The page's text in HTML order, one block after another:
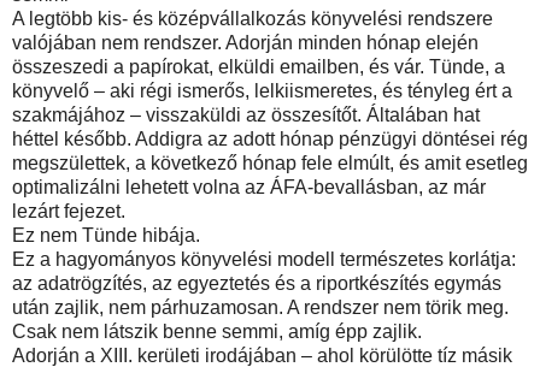
A legtöbb kis- és középvállalkozás könyvelési rendszere
valójában nem rendszer. Adorján minden hónap elején
összeszedi a papírokat, elküldi emailben, és vár. Tünde, a
könyvelő – aki régi ismerős, lelkiismeretes, és tényleg ért a
szakmájához – visszaküldi az összesítőt. Általában hat
héttel később. Addigra az adott hónap pénzügyi döntései rég
megszülettek, a következő hónap fele elmúlt, és amit esetleg
optimalizálni lehetett volna az ÁFA-bevallásban, az már
lezárt fejezet.
Ez nem Tünde hibája.
Ez a hagyományos könyvelési modell természetes korlátja:
az adatrögzítés, az egyeztetés és a riportkészítés egymás
után zajlik, nem párhuzamosan. A rendszer nem törik meg.
Csak nem látszik benne semmi, amíg épp zajlik.
Adorján a XIII. kerületi irodájában – ahol körülötte tíz másik